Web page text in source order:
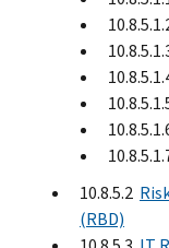
10.8.5.2
(RBD)